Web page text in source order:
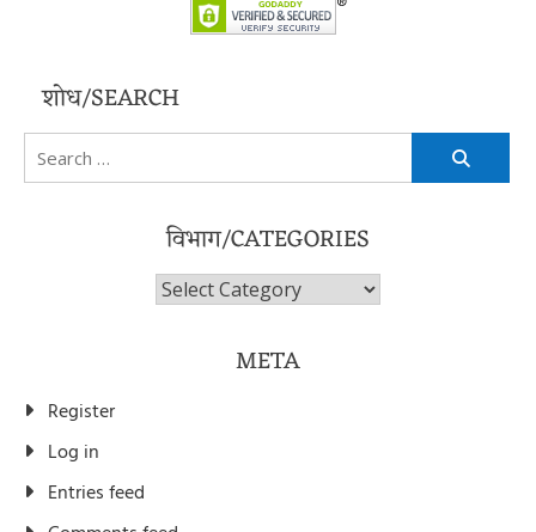
शोध/SEARCH
for:
विभाग/CATEGORIES
विभाग/Categories
META
Register
Log in
Entries feed